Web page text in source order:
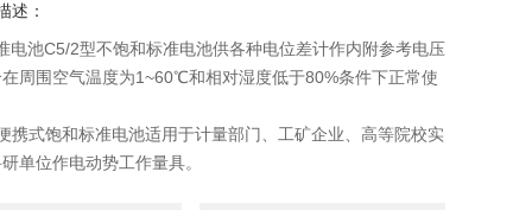
述：
电池C5/2型不饱和标准电池供各种电位差计作内附参考电压
在周围空气温度为1~60℃和相对湿度低于80%条件下正常使
携式饱和标准电池适用于计量部门、工矿企业、高等院校实
单位作电动势工作量具。